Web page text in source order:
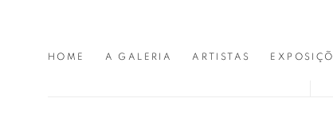
HOME A GALERIA ARTISTAS